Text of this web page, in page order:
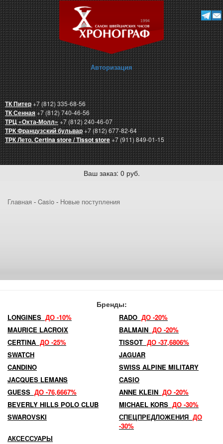
Авторизация
ТК Питер+7 (812) 335-68-56
ТК Сенная+7 (812) 740-46-56
ТРЦ «Охта-Молл»+7 (812) 240-46-07
ТРК Французский бульвар+7 (812) 677-82-64
ТРК Лето. Certina store / Tissot store+7 (911) 849-01-15
Ваш заказ: 0 руб.
Главная - Casio - Новые поступления
Бренды:
LONGINES ДО -10% RADO ДО -20%
MAURICE LACROIX
BALMAIN ДО -20%
CERTINA ДО -25% TISSOT ДО -37,6806%
SWATCH
JAGUAR
CANDINO
SWISS ALPINE MILITARY
JACQUES LEMANS
CASIO
GUESS ДО -76,6667% ANNE KLEIN ДО -20%
BEVERLY HILLS POLO CLUB
MICHAEL KORS ДО -30%
SWAROVSKI
СПЕЦПРЕДЛОЖЕНИЯ ДО
-30%
АКСЕССУАРЫ